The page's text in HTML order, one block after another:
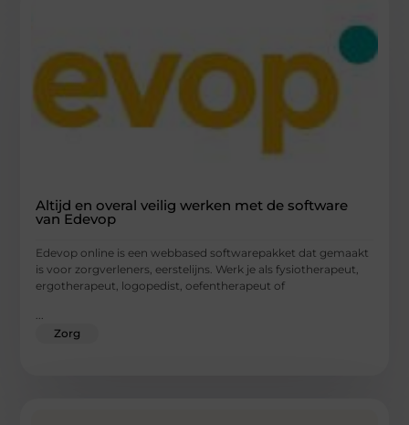
Altijd en overal veilig werken met de software
van Edevop
Edevop online is een webbased softwarepakket dat gemaakt
is voor zorgverleners, eerstelijns. Werk je als fysiotherapeut,
ergotherapeut, logopedist, oefentherapeut of
...
Zorg